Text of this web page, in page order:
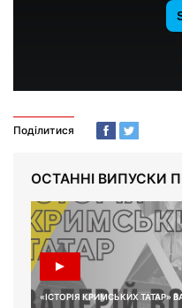
Поділитися
ОСТАННІ ВИПУСКИ
«ІСТОРІЯ КРИМСЬКИХ ТАТАР»